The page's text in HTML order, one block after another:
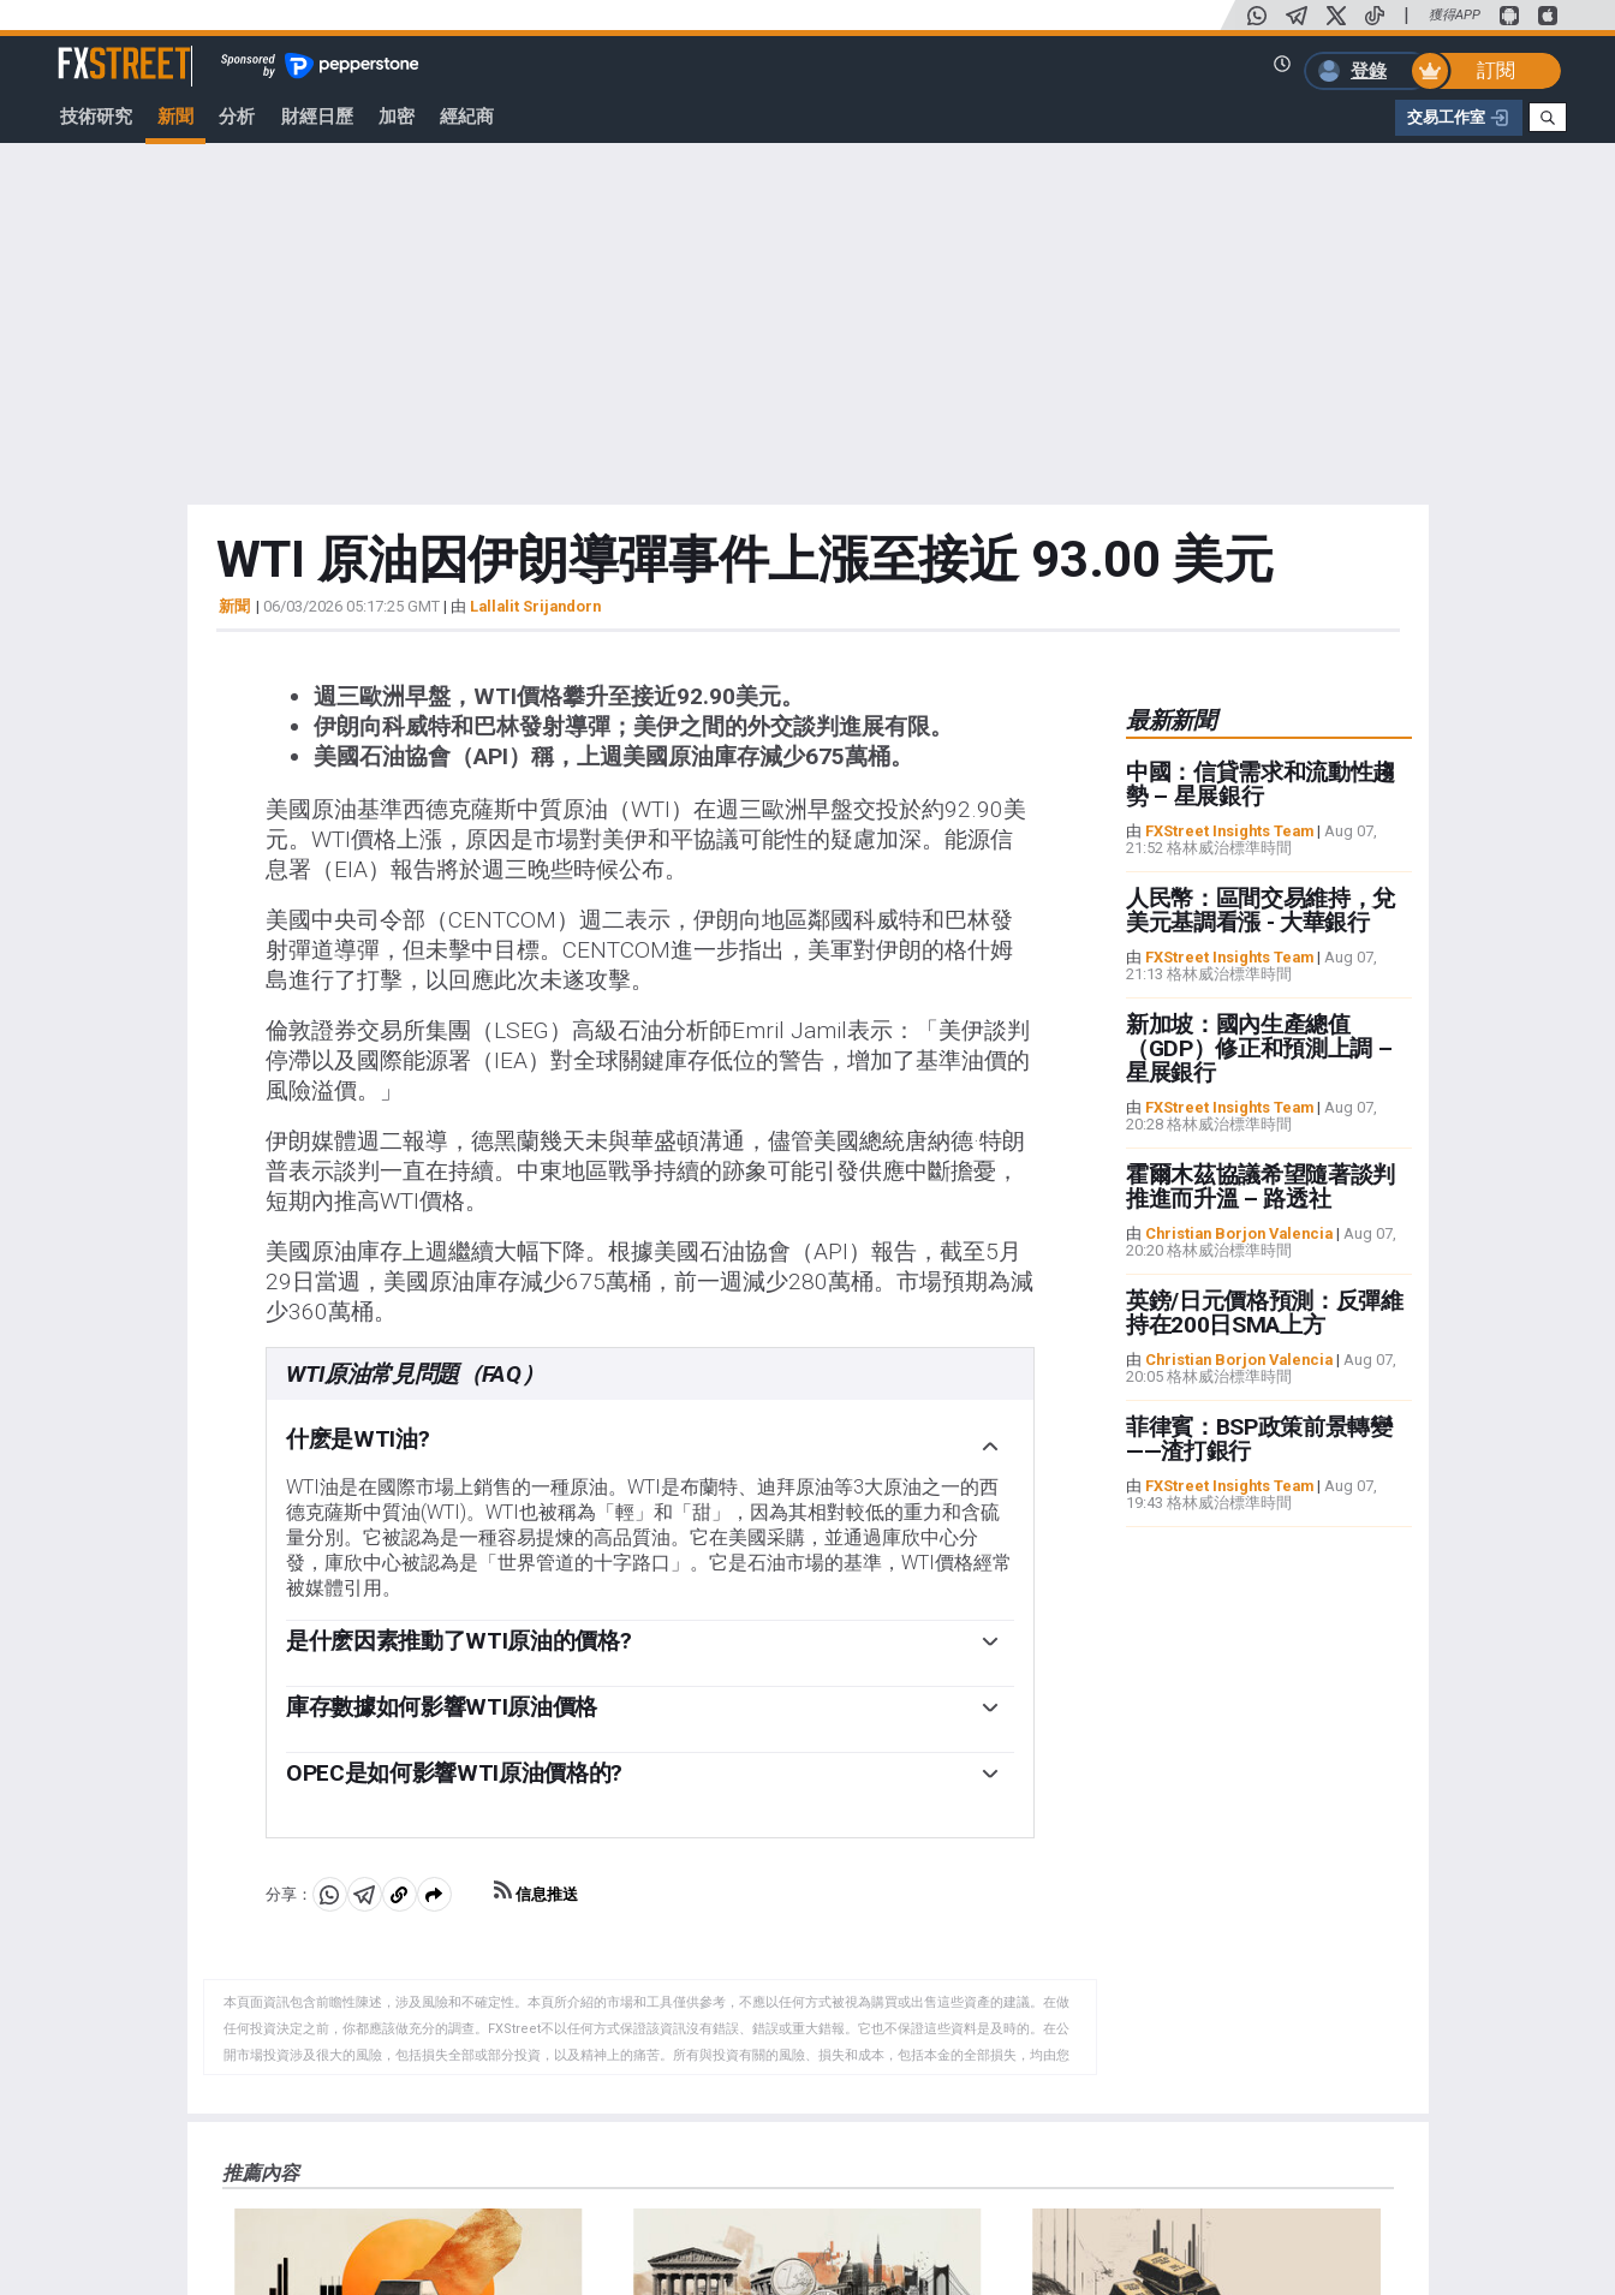
至
容
| 獲得APP
FXStreet
登錄
訂閱
技術研究 新聞 分析 財經日歷 加密 經紀商 交易工作室
WTI 原油因伊朗導彈事件上漲至接近 93.00 美元
新聞 | 06/03/2026 05:17:25 GMT| 由 Lallalit Srijandorn
週三歐洲早盤，WTI價格攀升至接近92.90美元。
伊朗向科威特和巴林發射導彈；美伊之間的外交談判進展有限。
美國石油協會（API）稱，上週美國原油庫存減少675萬桶。
美國原油基準西德克薩斯中質原油（WTI）在週三歐洲早盤交投於約92.90美
元。WTI價格上漲，原因是市場對美伊和平協議可能性的疑慮加深。能源信
息署（EIA）報告將於週三晚些時候公布。
美國中央司令部（CENTCOM）週二表示，伊朗向地區鄰國科威特和巴林發
射彈道導彈，但未擊中目標。CENTCOM進一步指出，美軍對伊朗的格什姆
島進行了打擊，以回應此次未遂攻擊。
倫敦證券交易所集團（LSEG）高級石油分析師Emril Jamil表示：「美伊談判
停滯以及國際能源署（IEA）對全球關鍵庫存低位的警告，增加了基準油價的
風險溢價。」
伊朗媒體週二報導，德黑蘭幾天未與華盛頓溝通，儘管美國總統唐納德·特朗
普表示談判一直在持續。中東地區戰爭持續的跡象可能引發供應中斷擔憂，
短期內推高WTI價格。
美國原油庫存上週繼續大幅下降。根據美國石油協會（API）報告，截至5月
29日當週，美國原油庫存減少675萬桶，前一週減少280萬桶。市場預期為減
少360萬桶。
WTI原油常見問題（FAQ）
什麽是WTI油?
WTI油是在國際市場上銷售的一種原油。WTI是布蘭特、迪拜原油等3大原油之一的西
德克薩斯中質油(WTI)。WTI也被稱為「輕」和「甜」，因為其相對較低的重力和含硫
量分別。它被認為是一種容易提煉的高品質油。它在美國采購，並通過庫欣中心分
發，庫欣中心被認為是「世界管道的十字路口」。它是石油市場的基準，WTI價格經常
被媒體引用。
是什麽因素推動了WTI原油的價格?
需求增長的驅動力，反之亦然，導致全球增長疲軟。政治不穩定、戰爭和製裁可能會
個關鍵驅動因素。美元的價值影響WTI原油的價格，因為石油主要以美元交易，因此美
元疲軟可以使石油更便宜，反之亦然。
庫存數據如何影響WTI原油價格
格。庫存的變化反映了供需的波動。如果數據顯示庫存下降，則可能表明需求增加，
差在1%以內。環境影響評估的數據被認為更可靠，因為它是一個政府機構。
OPEC是如何影響WTI原油價格的?
定成員國的生產配額。他們的決定經常影響WTI原油價格。當歐佩克決定降低配額時，
「OPEC+」指的是一個擴大後的組織，新增了10個非OPEC成員國，其中最引人註目的
是俄羅斯。
分享：
分
WhatsApp
分
Telegram
複
剪
貼
板
信息推送
本頁面資訊包含前瞻性陳述，涉及風險和不確定性。本頁所介紹的市場和工具僅供參考，不應以任何方式被視為購買或出售這些資產的建議。在做
任何投資決定之前，你都應該做充分的調查。FXStreet不以任何方式保證該資訊沒有錯誤、錯誤或重大錯報。它也不保證這些資料是及時的。在公
開市場投資涉及很大的風險，包括損失全部或部分投資，以及精神上的痛苦。所有與投資有關的風險、損失和成本，包括本金的全部損失，均由您
FXStreet和作者不提供個性化的建議。作者對該資訊的準確性、完整性或適用性不作任何陳述。FXStreet和作者將不承擔任何錯誤，遺漏或任何損
失，傷害或損害由此資訊及其顯示或使用引起的。錯誤和遺漏除外。本文作者和FXStreet並非註冊投資顧問，本文內容無意提供任何投資建議。
最新新聞
中國：信貸需求和流動性趨
勢 – 星展銀行
由 FXStreet Insights Team| Aug 07,
21:52 格林威治標準時間
人民幣：區間交易維持，兌
美元基調看漲 - 大華銀行
由 FXStreet Insights Team| Aug 07,
21:13 格林威治標準時間
新加坡：國內生產總值
（GDP）修正和預測上調 –
星展銀行
由 FXStreet Insights Team| Aug 07,
20:28 格林威治標準時間
霍爾木茲協議希望隨著談判
推進而升溫 – 路透社
由 Christian Borjon Valencia| Aug 07,
20:20 格林威治標準時間
英鎊/日元價格預測：反彈維
持在200日SMA上方
由 Christian Borjon Valencia| Aug 07,
20:05 格林威治標準時間
菲律賓：BSP政策前景轉變
——渣打銀行
由 FXStreet Insights Team| Aug 07,
19:43 格林威治標準時間
推薦內容